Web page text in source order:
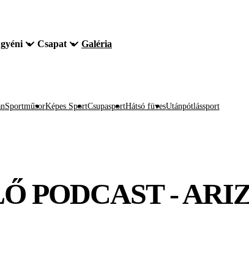
Csapat Galéria
SportműsorKépes SportCsupasportHátsó füvesUtánpótlássport
PODCAST -